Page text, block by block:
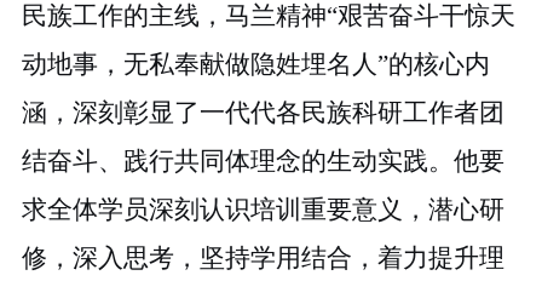
民族工作的主线，马兰精神“艰苦奋斗干惊天
动地事，无私奉献做隐姓埋名人”的核心内
涵 ，深刻 彰显了一代代各民族科研工作者团
结奋斗、践行共同体理念的生动实践。 他要
求全体学员深刻认识培训 重要意义，潜心研
修，深入思考， 坚持学用结合， 着力提升理